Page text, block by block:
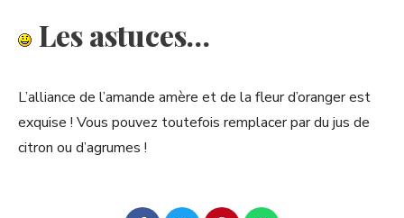
Les astuces…
L’alliance de l’amande amère et de la fleur d’oranger est
exquise ! Vous pouvez toutefois remplacer par du jus de
citron ou d’agrumes !